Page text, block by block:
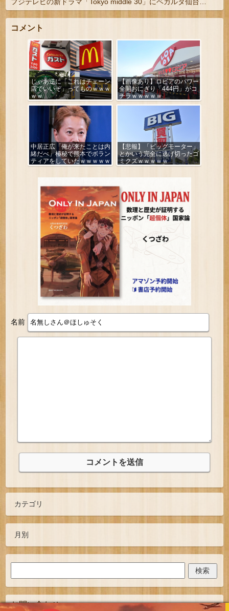
コメント
じゃあ逆に「これはチェーン
店でいいぞ」ってものｗｗｗ
ｗｗ
【画像あり】ロピアのパワー
全開おにぎり「444円」がコ
チラｗｗｗｗｗ
中居正広「俺が来たことは内
緒だべ」極秘で熊本でボラン
ティアをしていたｗｗｗｗｗ
【悲報】「ビッグモーター」
とかいう完全に逃げ切ったゴ
ミクズｗｗｗｗｗ
名前
お問い合わせ